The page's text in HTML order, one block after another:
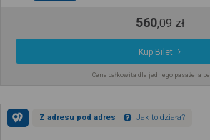
560,09 zł
Kup Bilet
Cena całkowita dla jednego pasażera
Z adresu pod adres Jak to działa?